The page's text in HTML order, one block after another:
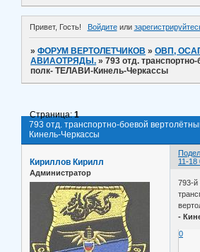
Привет, Гость! Войдитеили
»ФОРУМ ВЕРТОЛЕТЧИКОВ »ОВП,
АВИАОТРЯДЫ. »793 отд.
полк- ТЕЛАВИ-Кинель-Черкассы
793 отд. транспортно-боевой
Кинель-Черкассы
Страница:1
11-18
Кириллов Кирилл
Администратор
793-й
-
0